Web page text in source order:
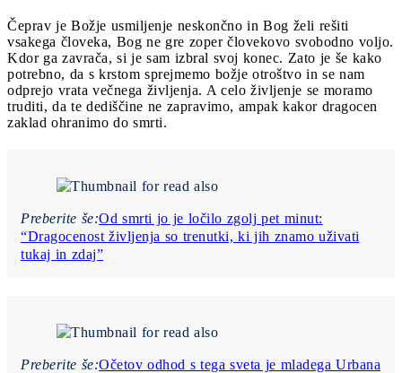
Čeprav je Božje usmiljenje neskončno in Bog želi rešiti
vsakega človeka, Bog ne gre zoper človekovo svobodno voljo.
Kdor ga zavrača, si je sam izbral svoj konec. Zato je še kako
potrebno, da s krstom sprejmemo božje otroštvo in se nam
odprejo vrata večnega življenja. A celo življenje se moramo
truditi, da te dediščine ne zapravimo, ampak kakor dragocen
zaklad ohranimo do smrti.
Preberite še:Od smrti jo je ločilo zgolj pet minut:
“Dragocenost življenja so trenutki, ki jih znamo uživati
tukaj in zdaj”
Preberite še:Očetov odhod s tega sveta je mladega Urbana